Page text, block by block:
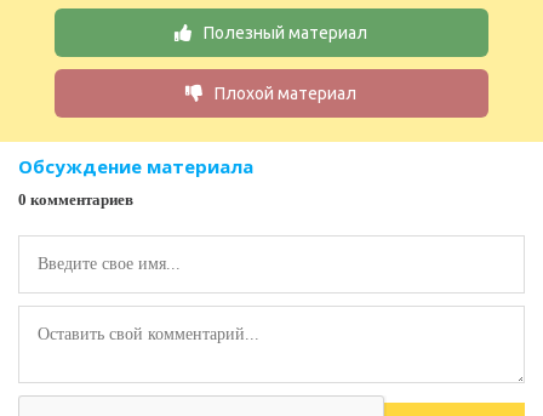
Полезный материал
Плохой материал
Обсуждение материала
0 комментариев